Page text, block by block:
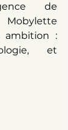
de
ambition :
et